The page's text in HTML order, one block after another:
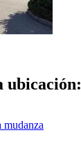
ubicación:
mudanza